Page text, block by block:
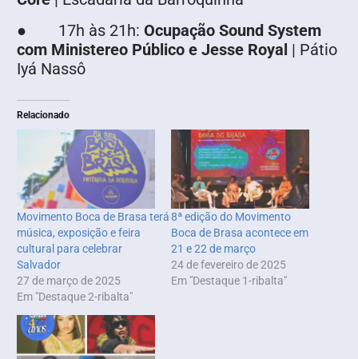
● 17h às 21h: Ocupação Sound System
com Ministereo Público e Jesse Royal | Pátio
Iyá Nassô
Relacionado
Movimento Boca de Brasa terá
música, exposição e feira
cultural para celebrar
Salvador
27 de março de 2025
Em "Destaque 2-ribalta"
8ª edição do Movimento
Boca de Brasa acontece em
21 e 22 de março
24 de fevereiro de 2025
Em "Destaque 1-ribalta"